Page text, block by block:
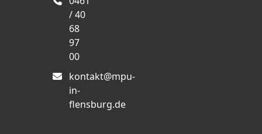
/ 40
68
97
00
kontakt@mpu-
in-
flensburg.de